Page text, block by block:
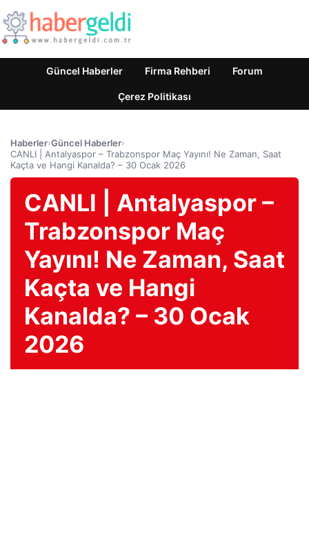
Güncel Haberler Firma Rehberi Forum
Çerez Politikası
Haberler›Güncel Haberler›
CANLI | Antalyaspor – Trabzonspor Maç Yayını! Ne Zaman, Saat
Kaçta ve Hangi Kanalda? – 30 Ocak 2026
CANLI | Antalyaspor –
Trabzonspor Maç
Yayını! Ne Zaman, Saat
Kaçta ve Hangi
Kanalda? – 30 Ocak
2026